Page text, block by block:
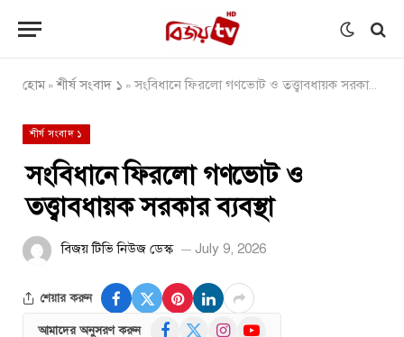
হোম»শীর্ষ সংবাদ ১ »সংবিধানে ফিরলো গণভোট ও তত্ত্বাবধায়ক সরকার ব্যবস্থা
শীর্ষ সংবাদ ১
সংবিধানে ফিরলো গণভোট ও
তত্ত্বাবধায়ক সরকার ব্যবস্থা
বিজয় টিভি নিউজ ডেস্ক July 9, 2026
শেয়ার করুন
আমাদের অনুসরণ করুন Facebook InstagramYouTube